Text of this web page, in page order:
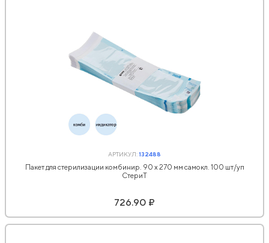
АРТИКУЛ:132488
Пакет для стерилизации комбинир. 90 x 270 мм самокл. 100 шт/уп
СтериТ
726.90 ₽